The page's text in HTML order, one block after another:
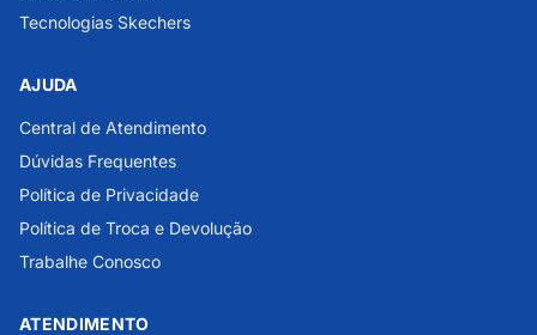
Tecnologias Skechers
AJUDA
Central de Atendimento
Dúvidas Frequentes
Política de Privacidade
Política de Troca e Devolução
Trabalhe Conosco
ATENDIMENTO